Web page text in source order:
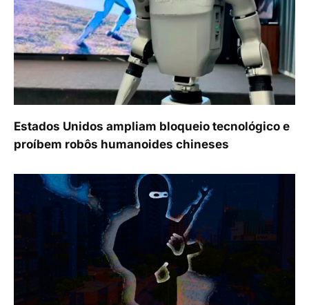
Estados Unidos ampliam bloqueio tecnológico e
proíbem robôs humanoides chineses